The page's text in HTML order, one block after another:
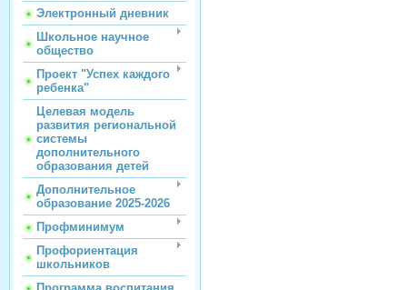
Электронный дневник
Школьное научное
общество
Проект "Успех каждого
ребенка"
Целевая модель
развития региональной
системы
дополнительного
образования детей
Дополнительное
образование 2025-2026
Профминимум
Профориентация
школьников